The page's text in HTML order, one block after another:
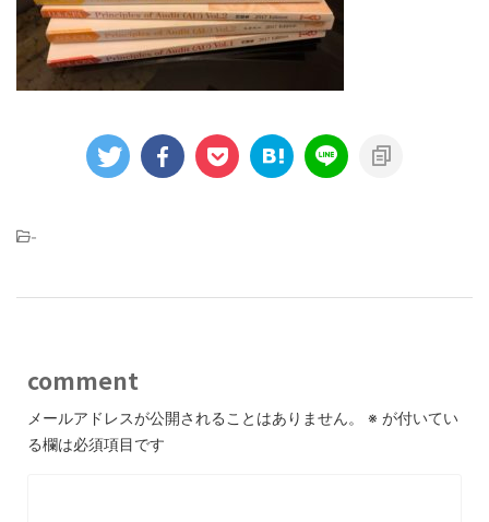
-
comment
メールアドレスが公開されることはありません。 ※ が付いてい
る欄は必須項目です